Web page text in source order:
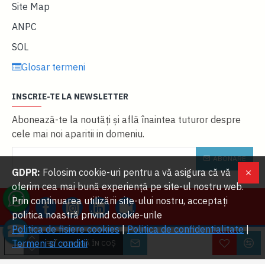
ADAUGĂ ÎN COŞ
Site Map
ANPC
SOL
Glosar termeni
INSCRIE-TE LA NEWSLETTER
Abonează-te la noutăţi și află înaintea tuturor despre
cele mai noi aparitii in domeniu.
ABONARE
2023 OVERLORDS SRL. Toate drepturile rezervate | Dezvoltat cu ❤ de
GDPR: Folosim cookie-uri pentru a vă asigura că vă
oferim cea mai bună experiență pe site-ul nostru web.
Prin continuarea utilizării site-ului nostru, acceptați
politica noastră privind cookie-urile
Politica de fisiere cookies|Politica de confidentialitate|
Termeni si conditii